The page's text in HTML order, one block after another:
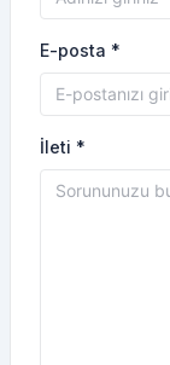
E-posta *
İleti *